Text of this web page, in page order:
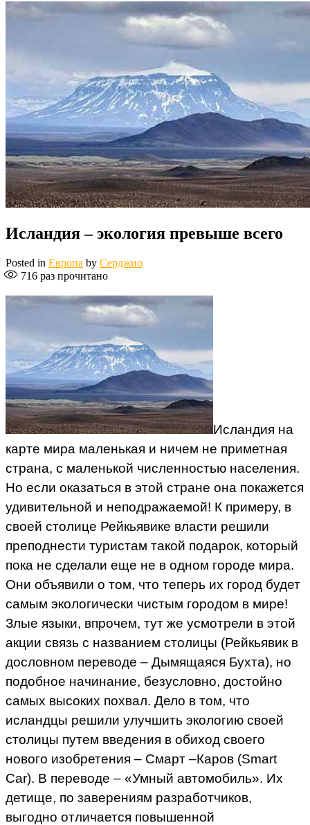
Исландия – экология превыше всего
Posted in Европа by Серджио
716 раз прочитано
Исландия на
карте мира маленькая и ничем не приметная
страна, с маленькой численностью населения.
Но если оказаться в этой стране она покажется
удивительной и неподражаемой! К примеру, в
своей столице Рейкьявике власти решили
преподнести туристам такой подарок, который
пока не сделали еще не в одном городе мира.
Они объявили о том, что теперь их город будет
самым экологически чистым городом в мире!
Злые языки, впрочем, тут же усмотрели в этой
акции связь с названием столицы (Рейкьявик в
дословном переводе – Дымящаяся Бухта), но
подобное начинание, безусловно, достойно
самых высоких похвал. Дело в том, что
исландцы решили улучшить экологию своей
столицы путем введения в обиход своего
нового изобретения – Смарт –Каров (Smart
Car). В переводе – «Умный автомобиль». Их
детище, по заверениям разработчиков,
выгодно отличается повышенной